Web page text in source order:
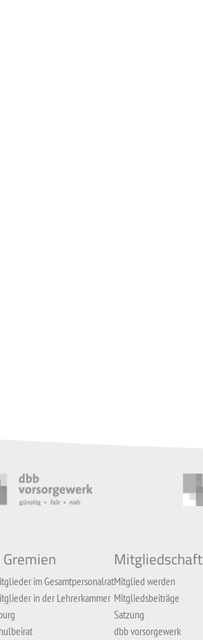
im Gesamtpersonalrat
in der Lehrerkammer
Mitgliedschaft
Mitglied werden
Mitgliedsbeiträge
Satzung
dbb vorsorgewerk